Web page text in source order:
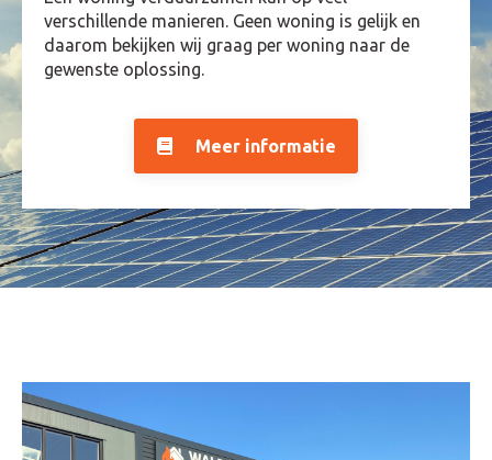
verschillende manieren. Geen woning is gelijk en
daarom bekijken wij graag per woning naar de
gewenste oplossing.
Meer informatie